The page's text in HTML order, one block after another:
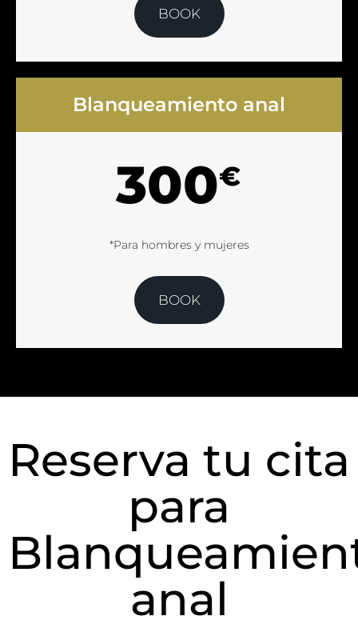
BOOK
Blanqueamiento anal
300€
*Para hombres y mujeres
BOOK
Reserva tu cita
para
anal